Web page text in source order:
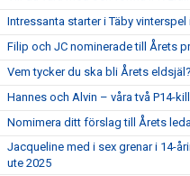
Intressanta starter i Täby vinterspel
Filip och JC nominerade till Årets
Vem tycker du ska bli Årets eldsjäl?
Hannes och Alvin – våra två P14-
Nomimera ditt förslag till Årets
Jacqueline med i sex grenar i 14-
ute 2025